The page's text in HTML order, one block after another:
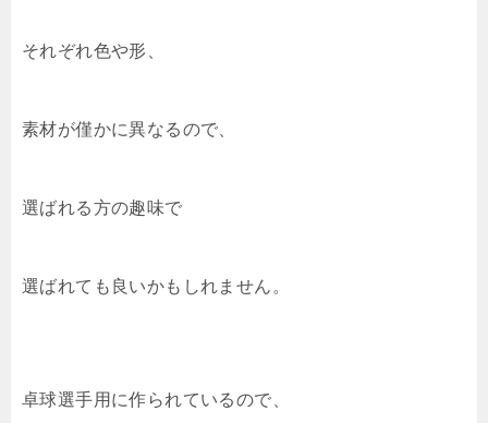
それぞれ色や形、
素材が僅かに異なるので、
選ばれる方の趣味で
選ばれても良いかもしれません。
卓球選手用に作られているので、